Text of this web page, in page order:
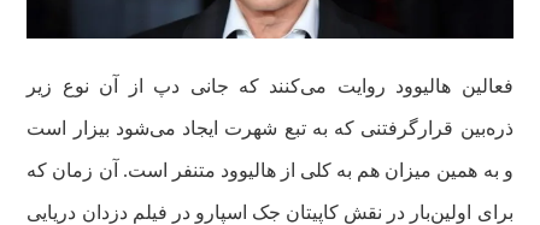
فعالین هالیوود روایت می‌کنند که جانی دپ از آن نوع زیر
ذره‌بین قرارگرفتنی که به تبع شهرت ایجاد می‌شود بیزار است
و به همین میزان هم به کلی از هالیوود متنفر است. آن زمان که
برای اولین‌بار در نقش کاپیتان جک اسپارو در فیلم دزدان دریایی